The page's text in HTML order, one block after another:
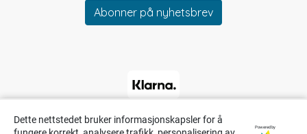
Abonner på nyhetsbrev
Dette nettstedet bruker informasjonskapsler for å
Powered by